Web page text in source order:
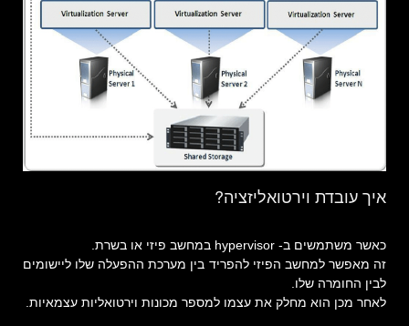
איך עובדת וירטואליזציה?
כאשר משתמשים ב- hypervisor במחשב פיזי או בשרת.
זה מאפשר למחשב הפיזי להפריד בין מערכת ההפעלה שלו ליישומים
לבין החומרה שלו.
לאחר מכן הוא מחלק את עצמו למספר מכונות וירטואליות עצמאיות.